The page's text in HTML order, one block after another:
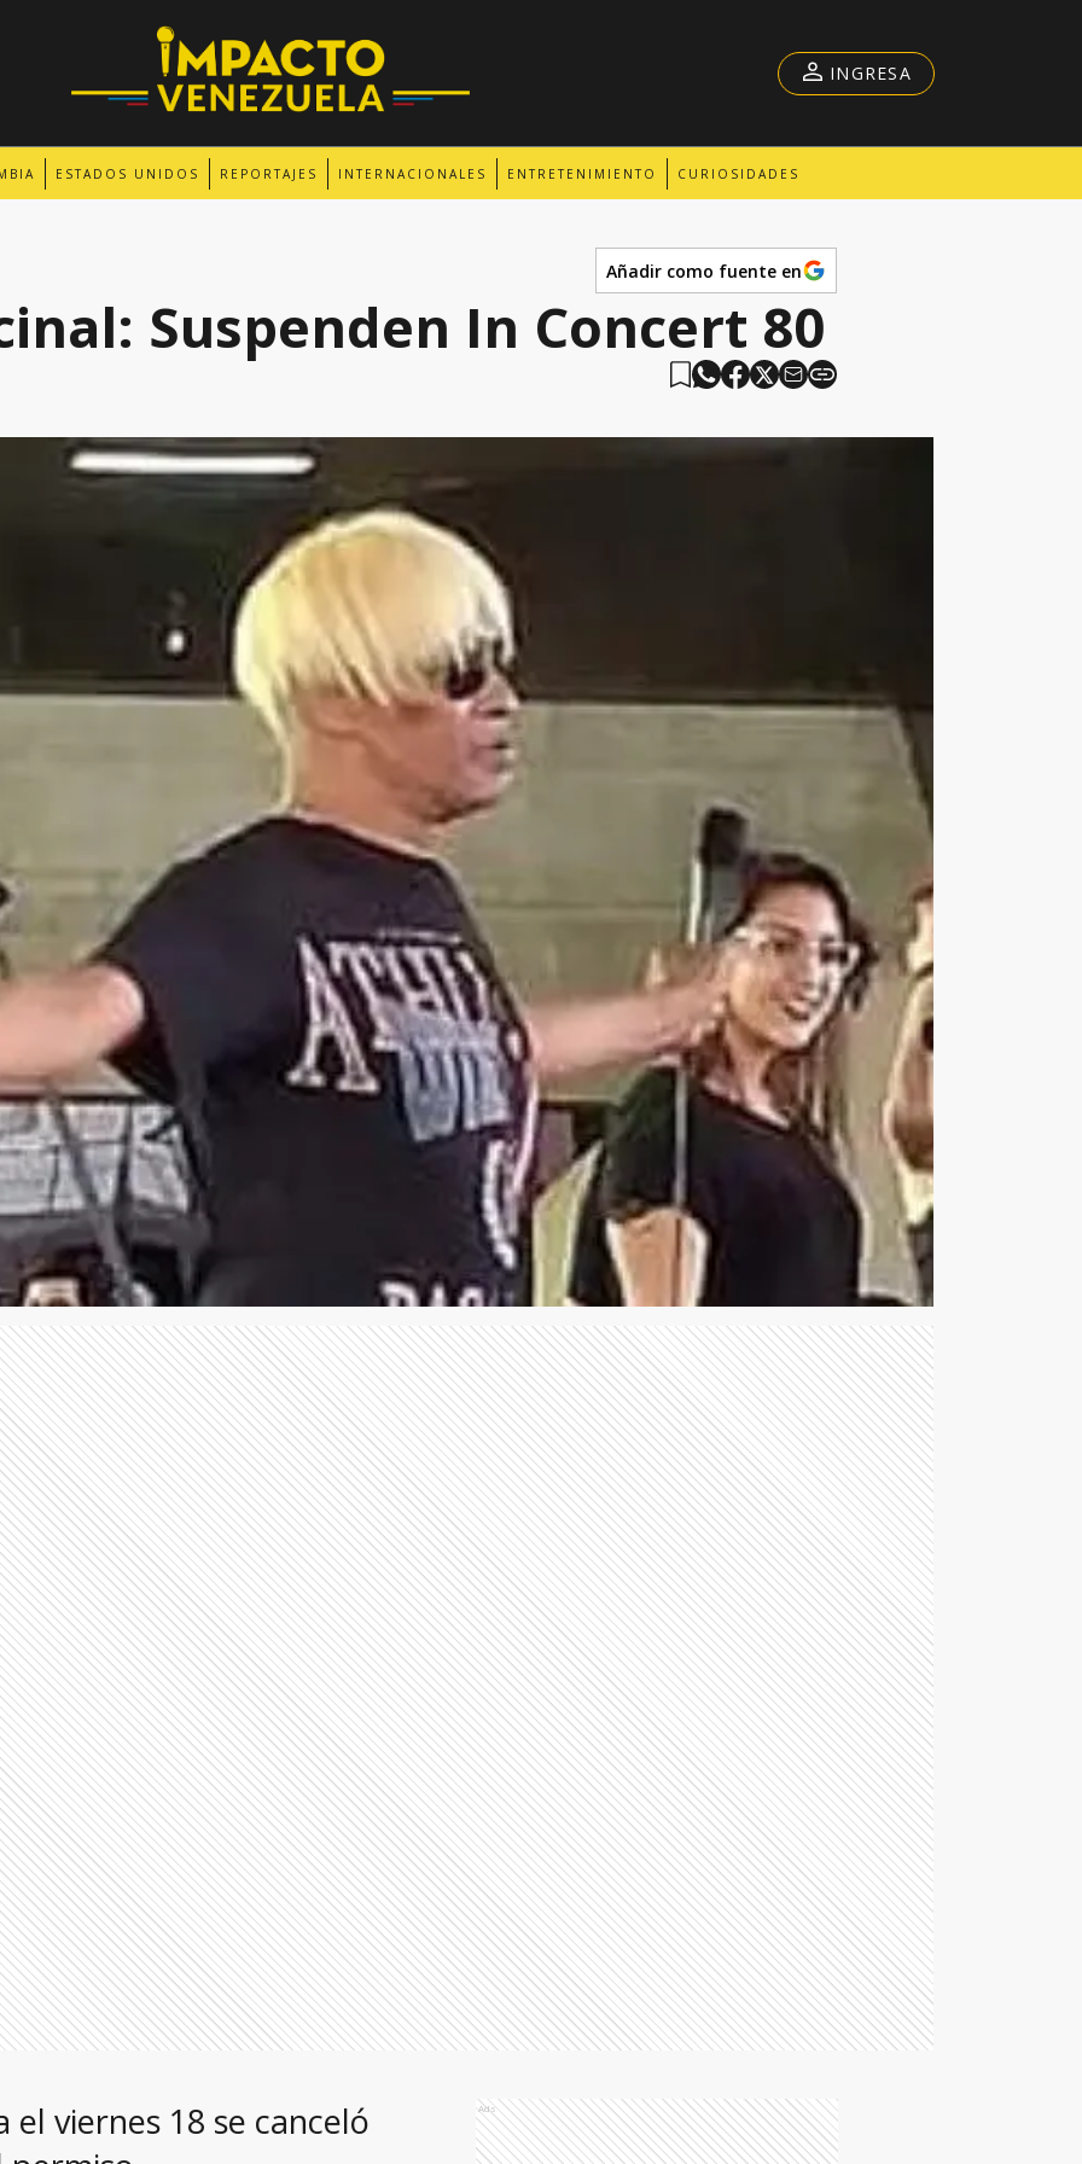
ESTADOS UNIDOS REPORTAJES INTERNACIONALES ENTRETENIMIENTO CURIOSIDADES
INGRESA
Añadir como fuente en
Suspenden In Concert 80
viernes 18 se canceló
Ads